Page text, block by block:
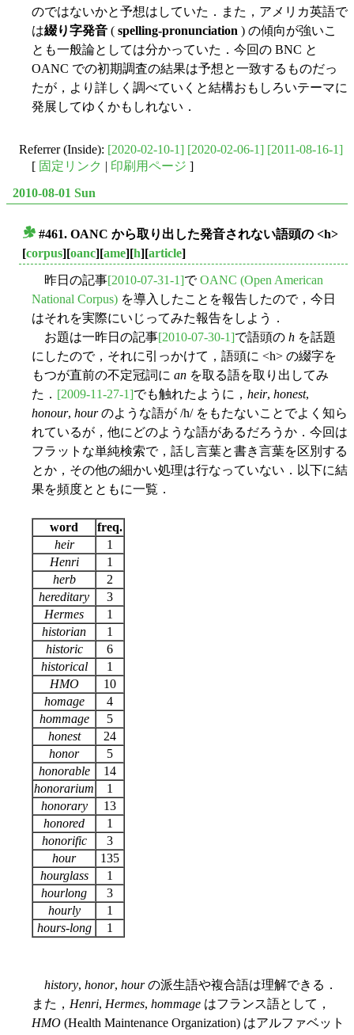
のではないかと予想はしていた．また，アメリカ英語で
は綴り字発音 ( spelling-pronunciation ) の傾向が強いこ
とも一般論としては分かっていた．今回の BNC と
OANC での初期調査の結果は予想と一致するものだっ
たが，より詳しく調べていくと結構おもしろいテーマに
発展してゆくかもしれない．
Referrer (Inside): [2020-02-10-1] [2020-02-06-1] [2011-08-16-1]
[ 固定リンク | 印刷用ページ ]
2010-08-01 Sun
#461. OANC から取り出した発音されない語頭の <h>
[corpus][oanc][ame][h][article]
昨日の記事[2010-07-31-1]でOANC (Open American
National Corpus) を導入したことを報告したので，今日
はそれを実際にいじってみた報告をしよう．
お題は一昨日の記事[2010-07-30-1]で語頭の h を話題
にしたので，それに引っかけて，語頭に <h> の綴字を
もつが直前の不定冠詞に an を取る語を取り出してみ
た． [2009-11-27-1]でも触れたように， heir, honest,
honour, hourのような語が /h/ をもたないことでよく知ら
れているが，他にどのような語があるだろうか．今回は
フラットな単純検索で，話し言葉と書き言葉を区別する
とか，その他の細かい処理は行なっていない．以下に結
果を頻度とともに一覧．
word
freq.
heir
1
Henri
1
herb
2
hereditary
3
Hermes
1
historian
1
historic
6
historical
1
HMO
10
homage
4
hommage
5
honest
24
honor
5
honorable
14
honorarium
1
honorary
13
honored
1
honorific
3
hour
135
hourglass
1
hourlong
3
hourly
1
hours-long
1
history, honor, hourの派生語や複合語は理解できる．
また， Henri, Hermes, hommage はフランス語として，
HMO (Health Maintenance Organization) はアルファベット